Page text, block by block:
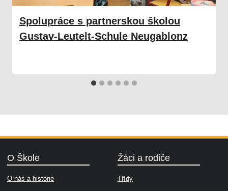
Spolupráce s partnerskou školou
Gustav-Leutelt-Schule Neugablonz
O Škole
O nás a historie
Žáci a rodiče
Třídy